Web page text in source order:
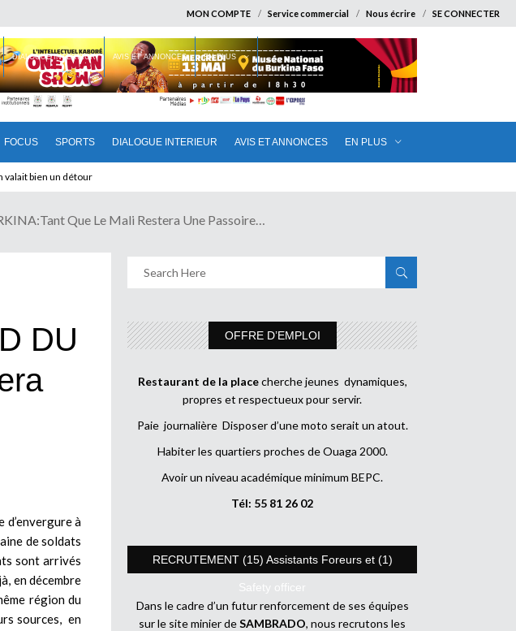
MON COMPTE Service commercial Nous écrire SE CONNECTER
FOCUS SPORTS DIALOGUE INTERIEUR AVIS ET ANNONCES EN PLUS
DIALOGUE INTERIEUR AVIS ET ANNONCES EN PLUS
partir !
Que Le Mali Restera Une Passoire…
DU
d’envergure à
de soldats
sont arrivés
en décembre
région du
sources, en
OFFRE D’EMPLOI
Restaurant de la placecherche jeunes dynamiques,
propres et respectueux pour servir.
Paie journalière Disposer d’une moto serait un atout.
Habiter les quartiers proches de Ouaga 2000.
Avoir un niveau académique minimum BEPC.
Tél: 55 81 26 02
RECRUTEMENT (15) Assistants Foreurs et (1)
Safety officer
Dans le cadre d’un futur renforcement de ses équipes
sur le site minier deSAMBRADO, nous recrutons les